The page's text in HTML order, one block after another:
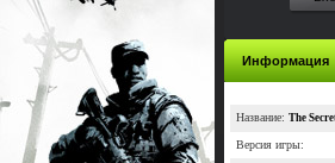
Информация
Название: The
Версия игры: